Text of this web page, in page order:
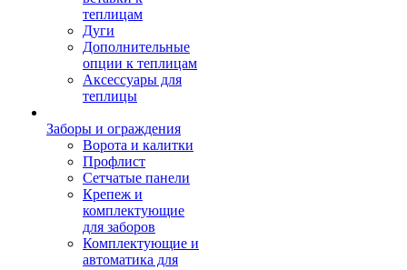
теплицам
Дуги
Дополнительные
опции к теплицам
Аксессуары для
теплицы
Заборы и ограждения
Ворота и калитки
Профлист
Сетчатые панели
Крепеж и
комплектующие
для заборов
Комплектующие и
автоматика для